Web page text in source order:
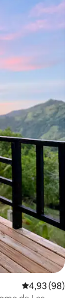
Vidējais
4,93 (98)